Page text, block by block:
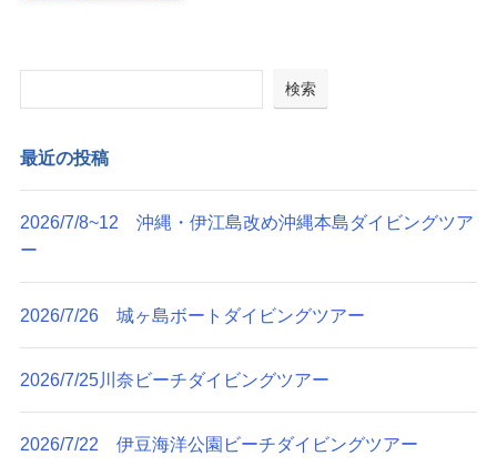
検索
最近の投稿
2026/7/8~12 沖縄・伊江島改め沖縄本島ダイビングツア
ー
2026/7/26 城ヶ島ボートダイビングツアー
2026/7/25川奈ビーチダイビングツアー
2026/7/22 伊豆海洋公園ビーチダイビングツアー